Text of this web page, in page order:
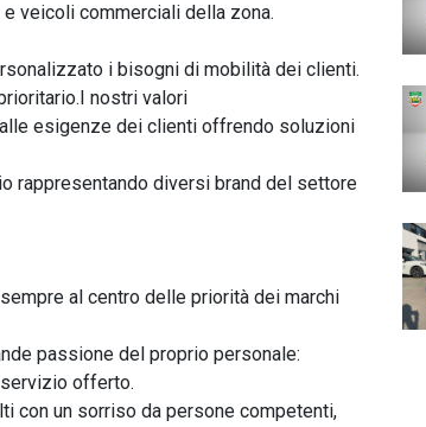
veicoli commerciali della zona.
i bisogni di mobilità dei clienti.
nostri valori
esigenze dei clienti offrendo soluzioni
rappresentando diversi brand del settore
al centro delle priorità dei marchi
passione del proprio personale:
offerto.
con un sorriso da persone competenti,